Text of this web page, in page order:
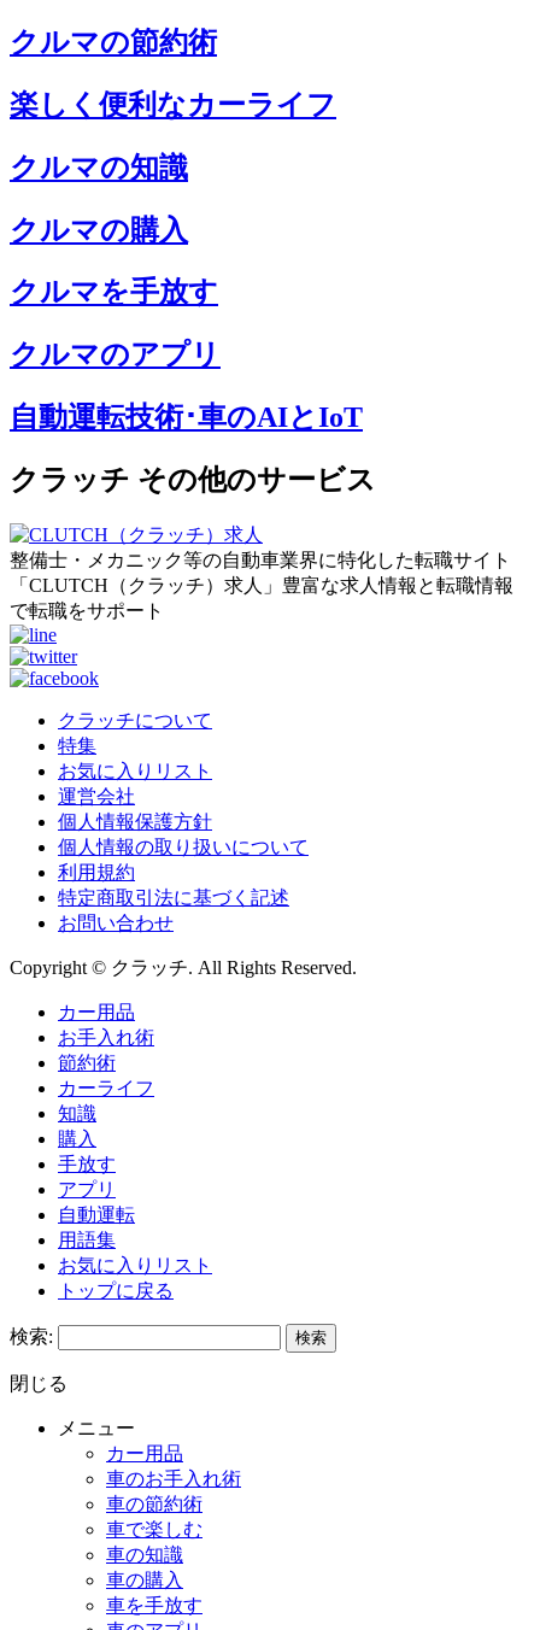
クルマの節約術
楽しく便利なカーライフ
クルマの知識
クルマの購入
クルマを手放す
クルマのアプリ
自動運転技術･車のAIとIoT
クラッチ その他のサービス
整備士・メカニック等の自動車業界に特化した転職サイト
「CLUTCH（クラッチ）求人」豊富な求人情報と転職情報
で転職をサポート
クラッチについて
特集
お気に入りリスト
運営会社
個人情報保護方針
個人情報の取り扱いについて
利用規約
特定商取引法に基づく記述
お問い合わせ
Copyright © クラッチ. All Rights Reserved.
カー用品
お手入れ術
節約術
カーライフ
知識
購入
手放す
アプリ
自動運転
用語集
お気に入りリスト
トップに戻る
検索:
閉じる
メニュー
カー用品
車のお手入れ術
車の節約術
車で楽しむ
車の知識
車の購入
車を手放す